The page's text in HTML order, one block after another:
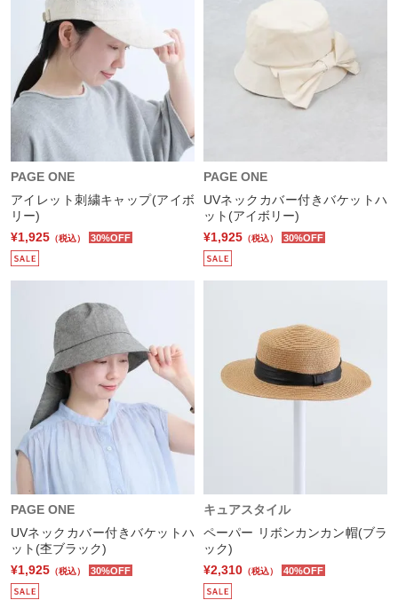
PAGE ONE
アイレット刺繍キャップ(アイボ
リー)
¥1,925 （税込） 30%OFF
PAGE ONE
UVネックカバー付きバケットハ
ット(アイボリー)
¥1,925 （税込） 30%OFF
PAGE ONE
UVネックカバー付きバケットハ
ット(杢ブラック)
¥1,925 （税込） 30%OFF
キュアスタイル
ペーパー リボンカンカン帽(ブラ
ック)
¥2,310 （税込） 40%OFF